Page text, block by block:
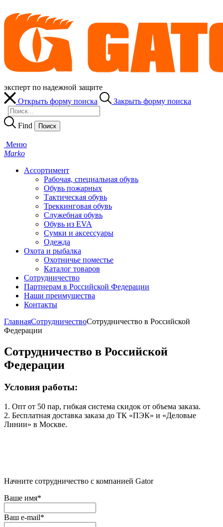
эксперт по надежной защите
Открыть форму поиска
Закрыть форму поиска
Find
Меню
Marko
Ассортимент
Рабочая, специальная обувь
Обувь пожарных
Тактическая обувь
Треккинговая обувь
Служебная обувь
Обувь из EVA
Сумки и аксессуары
Одежда
Охота и рыбалка
Охотничье поместье
Каталог товаров
Сотрудничество
Партнерам в Российской Федерации
Наши преимущества
Контакты
ГлавнаяСотрудничествоСотрудничество в Российской
Федерации
Сотрудничество в Российской
Федерации
Условия работы:
1. Опт от 50 пар, гибкая система скидок от объема заказа.
2. Бесплатная доставка заказа до ТК «ПЭК» и «Деловые
Линии» в Москве.
Начните сотрудничество с компанией Gator
Ваше имя*
Ваш e-mail*